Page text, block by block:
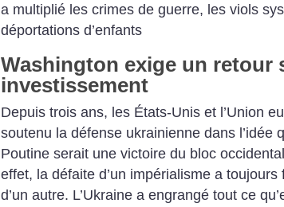
a multiplié les crimes de guerre, les viols
déportations d’enfants
Washington exige un retour
investissement
Depuis trois ans, les États-Unis et l’Union
soutenu la défense ukrainienne dans l’idée
Poutine serait une victoire du bloc
effet, la défaite d’un impérialisme a
d’un autre. L’Ukraine a engrangé tout ce